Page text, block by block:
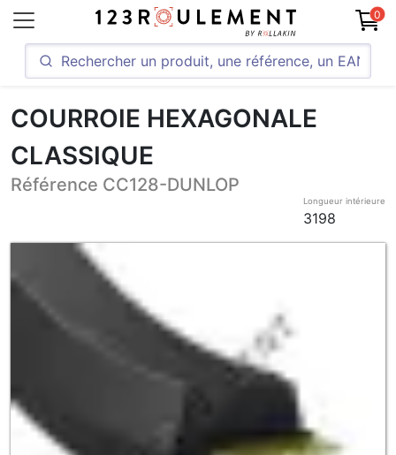
0
COURROIE HEXAGONALE
CLASSIQUE
Référence CC128-DUNLOP
Longueur intérieure
3198